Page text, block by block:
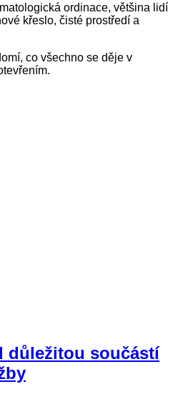
ordinace, většina lidí
křeslo, čisté prostředí a
co všechno se děje v
důležitou součástí